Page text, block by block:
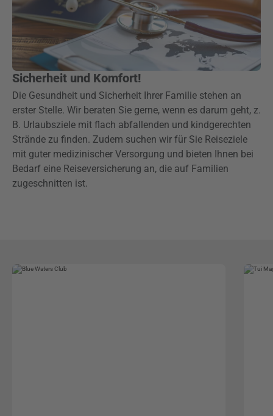
Sicherheit und Komfort!
Die Gesundheit und Sicherheit Ihrer Familie stehen an
erster Stelle. Wir beraten Sie gerne, wenn es darum geht, z.
B. Urlaubsziele mit flach abfallenden und kindgerechten
Strände zu finden. Zudem suchen wir für Sie Reiseziele
mit guter medizinischer Versorgung und bieten Ihnen bei
Bedarf eine Reiseversicherung an, die auf Familien
zugeschnitten ist.